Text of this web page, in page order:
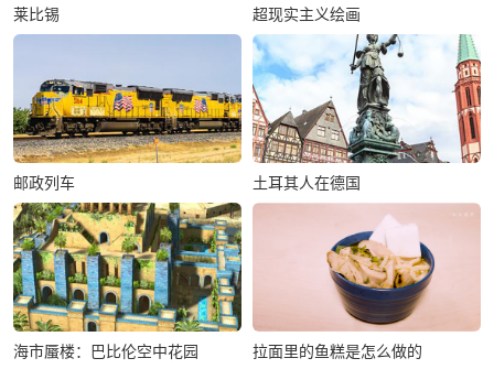
莱比锡 超现实主义绘画
邮政列车 土耳其人在德国
海市蜃楼：巴比伦空中花园 拉面里的鱼糕是怎么做的